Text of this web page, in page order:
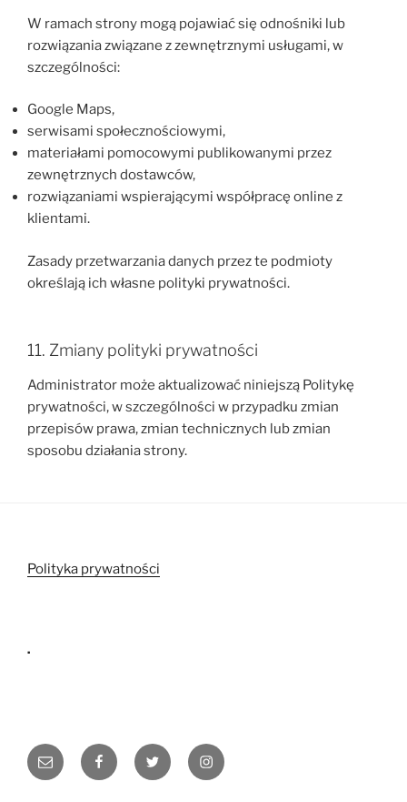
W ramach strony mogą pojawiać się odnośniki lub
rozwiązania związane z zewnętrznymi usługami, w
szczególności:
Google Maps,
serwisami społecznościowymi,
materiałami pomocowymi publikowanymi przez
zewnętrznych dostawców,
rozwiązaniami wspierającymi współpracę online z
klientami.
Zasady przetwarzania danych przez te podmioty
określają ich własne polityki prywatności.
11. Zmiany polityki prywatności
Administrator może aktualizować niniejszą Politykę
prywatności, w szczególności w przypadku zmian
przepisów prawa, zmian technicznych lub zmian
sposobu działania strony.
Polityka prywatności
.
Email FacebookTwitter Instagram